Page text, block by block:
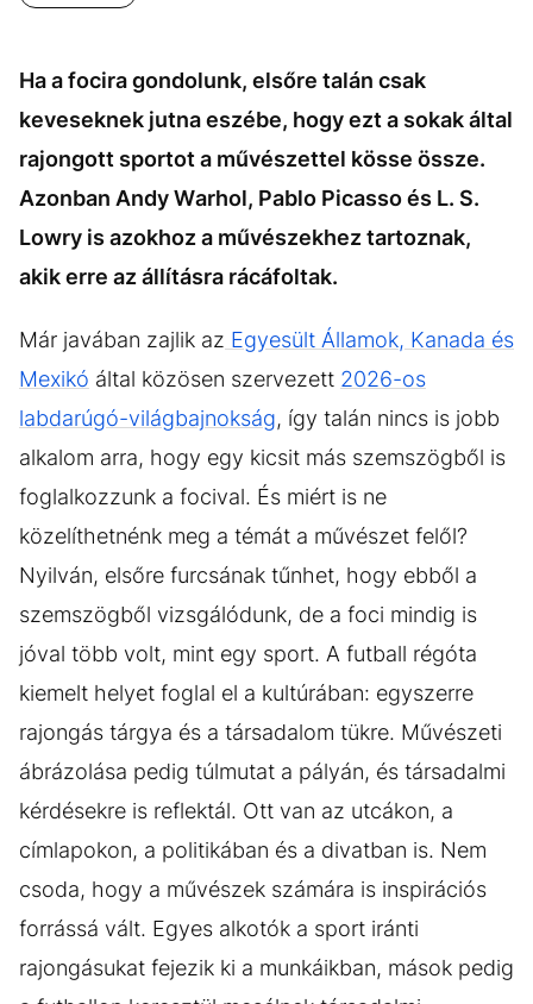
Ha a focira gondolunk, elsőre talán csak
keveseknek jutna eszébe, hogy ezt a sokak által
rajongott sportot a művészettel kösse össze.
Azonban Andy Warhol, Pablo Picasso és L. S.
Lowry is azokhoz a művészekhez tartoznak,
akik erre az állításra rácáfoltak.
Már javában zajlik az Egyesült Államok, Kanada és
Mexikó által közösen szervezett 2026-os
labdarúgó-világbajnokság, így talán nincs is jobb
alkalom arra, hogy egy kicsit más szemszögből is
foglalkozzunk a focival. És miért is ne
közelíthetnénk meg a témát a művészet felől?
Nyilván, elsőre furcsának tűnhet, hogy ebből a
szemszögből vizsgálódunk, de a foci mindig is
jóval több volt, mint egy sport. A futball régóta
kiemelt helyet foglal el a kultúrában: egyszerre
rajongás tárgya és a társadalom tükre. Művészeti
ábrázolása pedig túlmutat a pályán, és társadalmi
kérdésekre is reflektál. Ott van az utcákon, a
címlapokon, a politikában és a divatban is. Nem
csoda, hogy a művészek számára is inspirációs
forrássá vált. Egyes alkotók a sport iránti
rajongásukat fejezik ki a munkáikban, mások pedig